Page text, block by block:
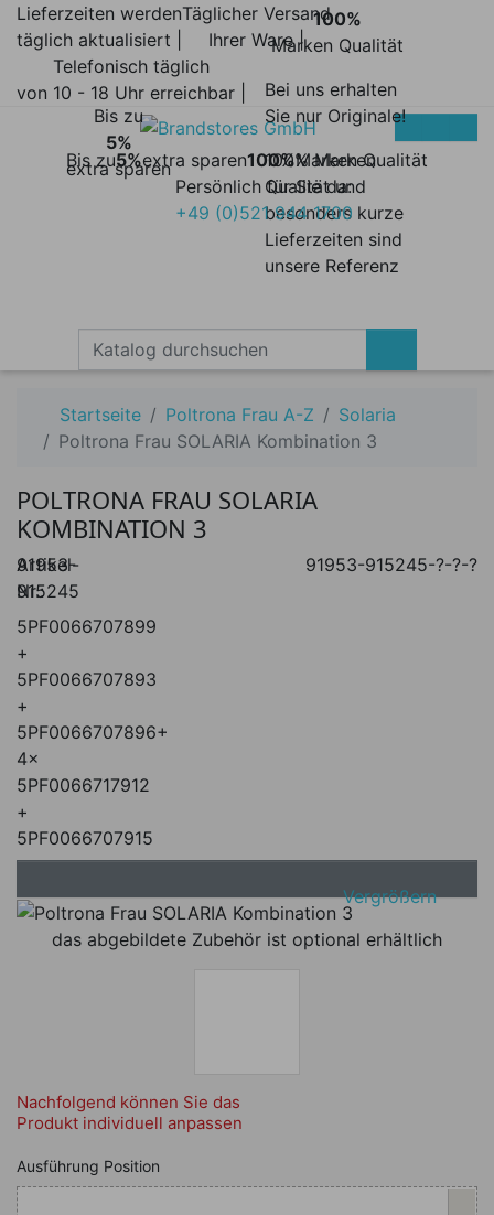
Lieferzeiten werden
täglich aktualisiert |
Täglicher Versand
Ihrer Ware |
Telefonisch täglich
von 10 - 18 Uhr erreichbar |
Bis zu5%extra sparen
Bis zu
5%
extra sparen
100%Marken Qualität
100%
Marken Qualität
Bei uns erhalten
Sie nur Originale!
100% Marken
Qualität und
besonders kurze
Lieferzeiten sind
unsere Referenz
Persönlich für Sie da:
+49 (0)521 944 1700
Startseite Poltrona Frau A-Z
Solaria
Poltrona Frau SOLARIA Kombination 3
POLTRONA FRAU SOLARIA
KOMBINATION 3
Artikel-
Nr.:
5PF0066707899
+
5PF0066707893
+
5PF0066707896+
4x
5PF0066717912
+
5PF0066707915
91953-
915245
91953-915245-?-?-?
Vergrößern
das abgebildete Zubehör ist optional erhältlich
Nachfolgend können Sie das
Produkt individuell anpassen
Nachfolgend können Sie das
Ausführung Position